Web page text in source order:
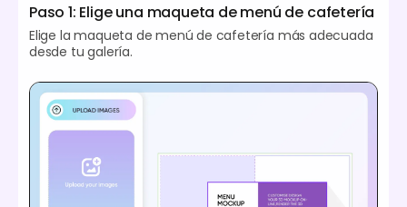
Paso 1: Elige una maqueta de menú de cafetería
Elige la maqueta de menú de cafetería más adecuada
desde tu galería.